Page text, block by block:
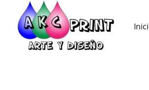
contenido